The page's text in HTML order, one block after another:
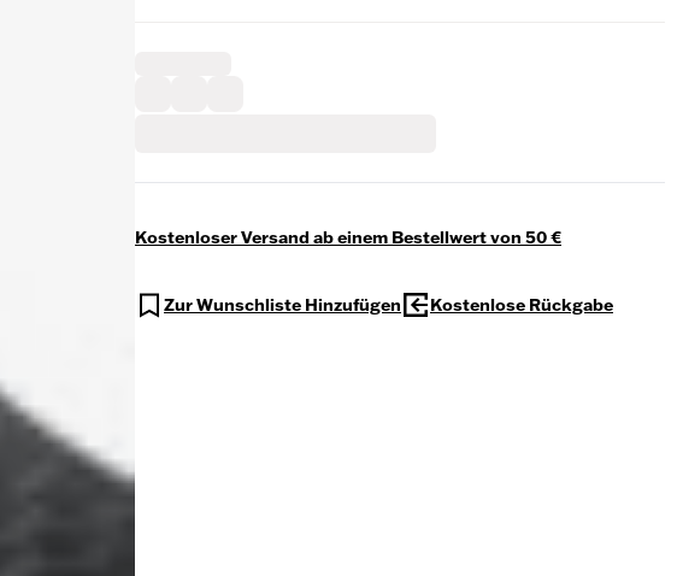
Kostenloser Versand ab einem Bestellwert von 50 €
Zur Wunschliste Hinzufügen Kostenlose Rückgabe